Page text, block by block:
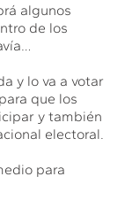
algunos
de los
y lo va a votar
que los
y también
electoral.
para